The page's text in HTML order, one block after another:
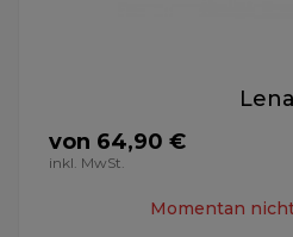
Lena
von 64,90 €
inkl. MwSt.
Momentan